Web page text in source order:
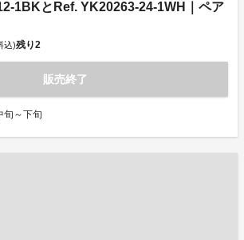
1BKとRef. YK20263-24-1WH｜ペア
込)残り2
販売終了
旬～下旬